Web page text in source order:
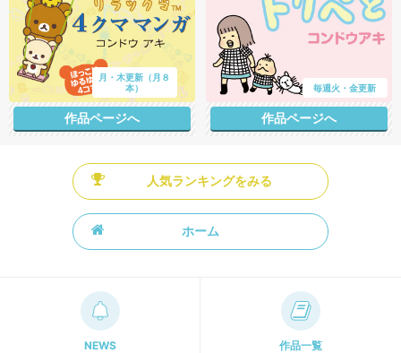
月・木更新（月８
本）
作品ページへ
毎週火・金更新
作品ページへ
人気ランキングをみる
ホーム
NEWS 作品一覧